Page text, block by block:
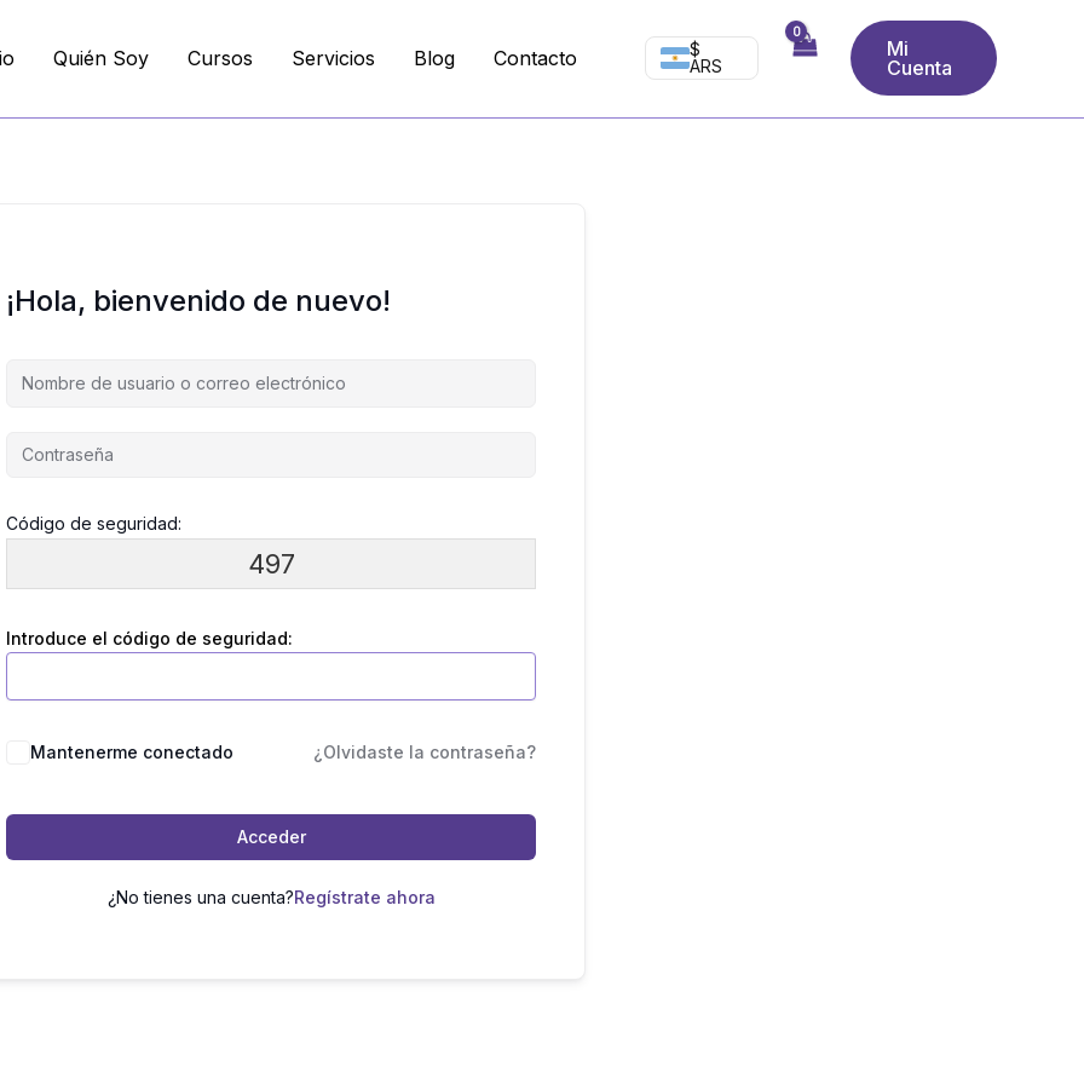
Quién Soy Cursos Servicios Blog Contacto
$
ARS
Mi
Cuenta
¡Hola, bienvenido de nuevo!
Código de seguridad:
497
Introduce el código de seguridad:
Mantenerme conectado ¿Olvidaste la contraseña?
Acceder
¿No tienes una cuenta?Regístrate ahora